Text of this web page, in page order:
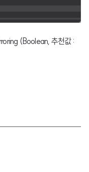
(Boolean, 추천값 :